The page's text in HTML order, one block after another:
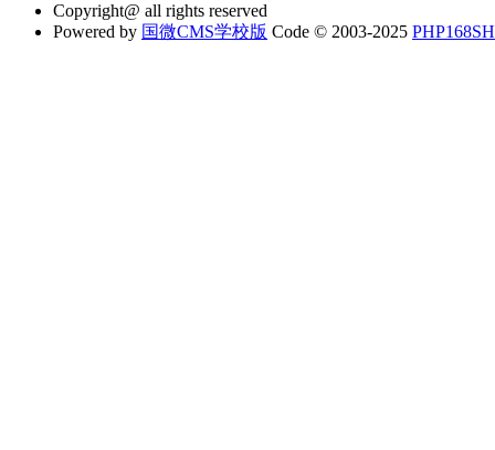
Copyright@ all rights reserved
Powered by 国微CMS学校版 Code © 2003-2025